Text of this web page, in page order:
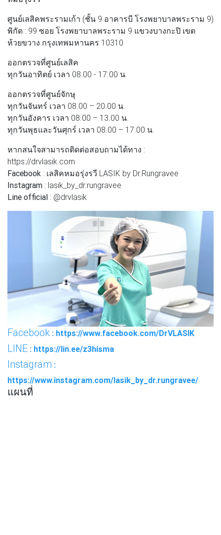
ศูนย์เลสิคพระรามเก้า (ชั้น 9 อาคารบี โรงพยาบาลพระราม 9)
พิกัด : 99 ซอย โรงพยาบาลพระราม 9 แขวงบางกะปิ เขต
ห้วยขวาง กรุงเทพมหานคร 10310
ออกตรวจที่ศูนย์เลสิค
ทุกวันอาทิตย์ เวลา 08.00 - 17.00 น.
ออกตรวจที่ศูนย์จักษุ
ทุกวันจันทร์ เวลา 08.00 – 20.00 น.
ทุกวันอังคาร เวลา 08.00 – 13.00 น.
ทุกวันพุธและวันศุกร์ เวลา 08.00 – 17.00 น.
หากสนใจสามารถติดต่อสอบถามได้ทาง :
https://drvlasik.com
Facebook : เลสิคหมอรุ่งรวี LASIK by Dr.Rungravee
Instagram : lasik_by_dr.rungravee
Line official : @drvlasik
Facebook : https://www.facebook.com/DrVLASIK
LINE : https://lin.ee/z3hisma
Instagram :
https://www.instagram.com/lasik_by_dr.rungravee/
แผนที่